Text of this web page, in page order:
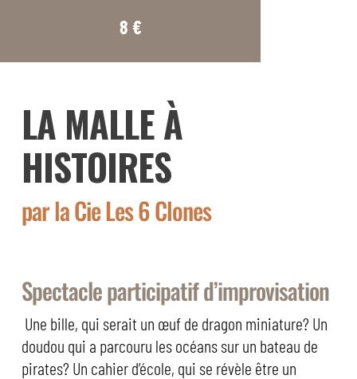
8 €
LA MALLE À
HISTOIRES
par la Cie Les 6 Clones
Spectacle participatif d’improvisation
Une bille, qui serait un œuf de dragon miniature? Un
doudou qui a parcouru les océans sur un bateau de
pirates? Un cahier d’école, qui se révèle être un